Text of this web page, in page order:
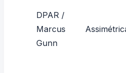
DPAR /
Marcus
Gunn